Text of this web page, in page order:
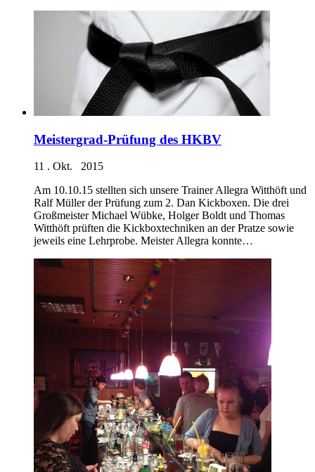
Meistergrad-Prüfung des HKBV
11 . Okt. 2015
Am 10.10.15 stellten sich unsere Trainer Allegra Witthöft und
Ralf Müller der Prüfung zum 2. Dan Kickboxen. Die drei
Großmeister Michael Wübke, Holger Boldt und Thomas
Witthöft prüften die Kickboxtechniken an der Pratze sowie
jeweils eine Lehrprobe. Meister Allegra konnte…